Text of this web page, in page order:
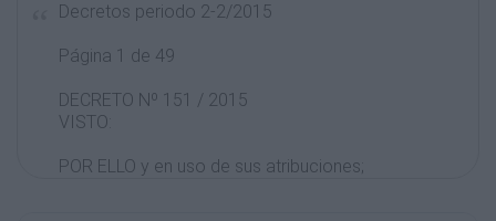
Decretos periodo 2-2/2015
Página 1 de 49
DECRETO Nº 151 / 2015
VISTO:
POR ELLO y en uso de sus atribuciones;